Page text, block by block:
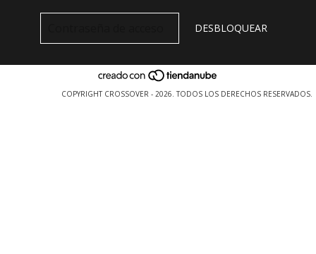
COPYRIGHT CROSSOVER - 2026. TODOS LOS DERECHOS RESERVADOS.